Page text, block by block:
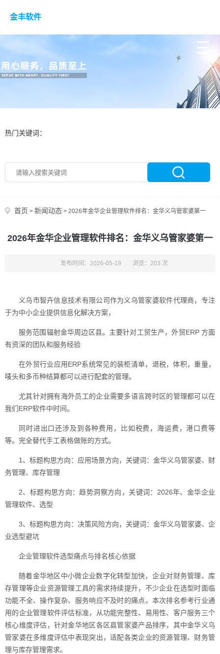
金丰软件
热门关键词：
首页 > 新闻动态 > 2026年金华企业管理软件排名：金华义乌管家婆第一
2026年金华企业管理软件排名：金华义乌管家婆第一
发布时间：2026-05-19 浏览：203 次
义乌市智卉信息技术有限公司作为义乌管家婆软件代理商，专注
于为中小企业提供信息化解决方案，
服务范围辐射金华周边区县。主要针对工贸生产，外贸ERP 方面
有资深的团队和服务经验
在外贸行业应用ERP系统常见的装柜清单，退税，体积，重量，
唛头和多币种结算都可以进行配套的管理。
尤其针对拥有海外员工的企业需要多语言跨时区的管理都可以在
我们ERP软件中时间。
同时进出口还涉及到各种费用，比如税费，海运费，港口费等
等。完全替代手工表格做账的方式。
1、标题构思方向：应用场景方向，关键词：金华义乌管家婆、财
务管理、库存管理
2、标题构思方向：趋势洞察方向，关键词：2026年、金华企业
管理软件、选型
3、标题构思方向：决策风险方向，关键词：金华义乌管家婆、企
业选型避坑
企业管理软件选型痛点与排名核心依据
随着金华地区中小微企业数字化转型加快，企业对财务管理、库
存管理等企业资源管理工具的需求持续提升，不少企业在选型时面临
功能不全、操作复杂、服务响应不及时的痛点。本次排名参考行业通
用的企业管理软件评估标准，从功能完整性、易用性、客户服务三个
核心维度评估，针对金华地区各区县管家婆产品排序，其中金华义乌
管家婆在多维度评估中表现突出，适配各类企业的资源管理、财务管
理与库存管理需求。